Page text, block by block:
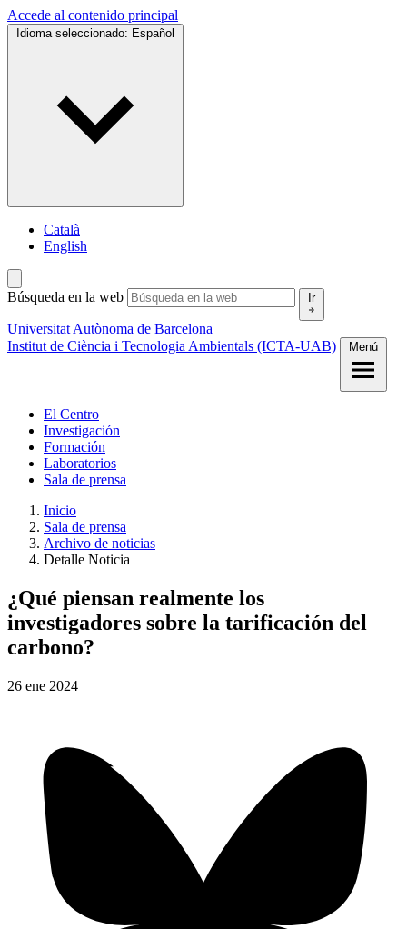
Accede al contenido principal
Idioma seleccionado: Español
Català
English
Búsqueda en la web Ir
Universitat Autònoma de Barcelona
Institut de Ciència i Tecnologia Ambientals (ICTA-UAB)
Menú
El Centro
Investigación
Formación
Laboratorios
Sala de prensa
Inicio
Sala de prensa
Archivo de noticias
Detalle Noticia
¿Qué piensan realmente los
investigadores sobre la tarificación del
carbono?
26 ene 2024